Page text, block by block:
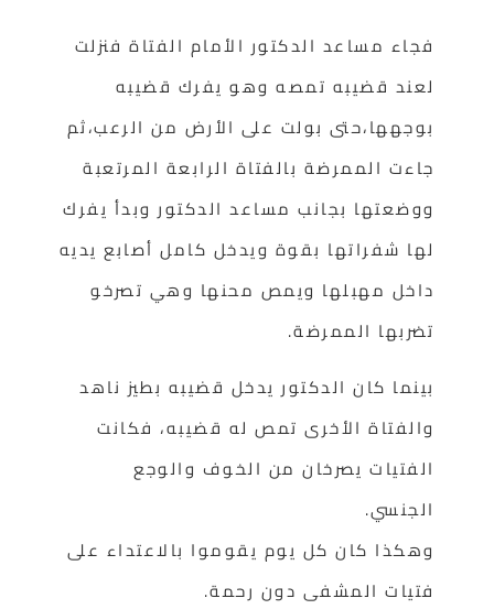
فجاء مساعد الدكتور الأمام الفتاة فنزلت
لعند قضيبه تمصه وهو يفرك قضيبه
بوجهها،حتى بولت على الأرض من الرعب،ثم
جاءت الممرضة بالفتاة الرابعة المرتعبة
ووضعتها بجانب مساعد الدكتور وبدأ يفرك
لها شفراتها بقوة ويدخل كامل أصابع يديه
داخل مهبلها ويمص محنها وهي تصرخو
تضربها الممرضة.
بينما كان الدكتور يدخل قضيبه بطيز ناهد
والفتاة الأخرى تمص له قضيبه، فكانت
الفتيات يصرخان من الخوف والوجع
الجنسي.
وهكذا كان كل يوم يقوموا بالاعتداء على
فتيات المشفى دون رحمة.